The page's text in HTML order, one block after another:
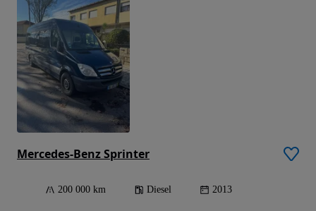
Mercedes-Benz Sprinter
200 000 km Diesel 2013